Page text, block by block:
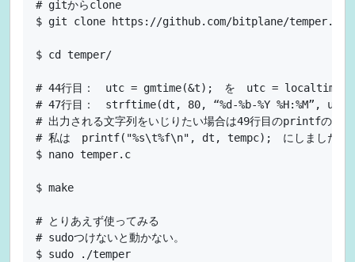
# gitからclone
$ git clone https://github.com/bitplane/temper.git
$ cd temper/
# 44行目：　utc = gmtime(&t);　を　utc =
# 47行目：　strftime(dt, 80, “%d-%b-%Y %H:%M”,
# 出力される文字列をいじりたい場合は49行目のprintfの中を
# 私は　printf("%s\t%f\n", dt, tempc);　にしました
$ nano temper.c
$ make
# とりあえず使ってみる
# sudoつけないと動かない。
$ sudo ./temper